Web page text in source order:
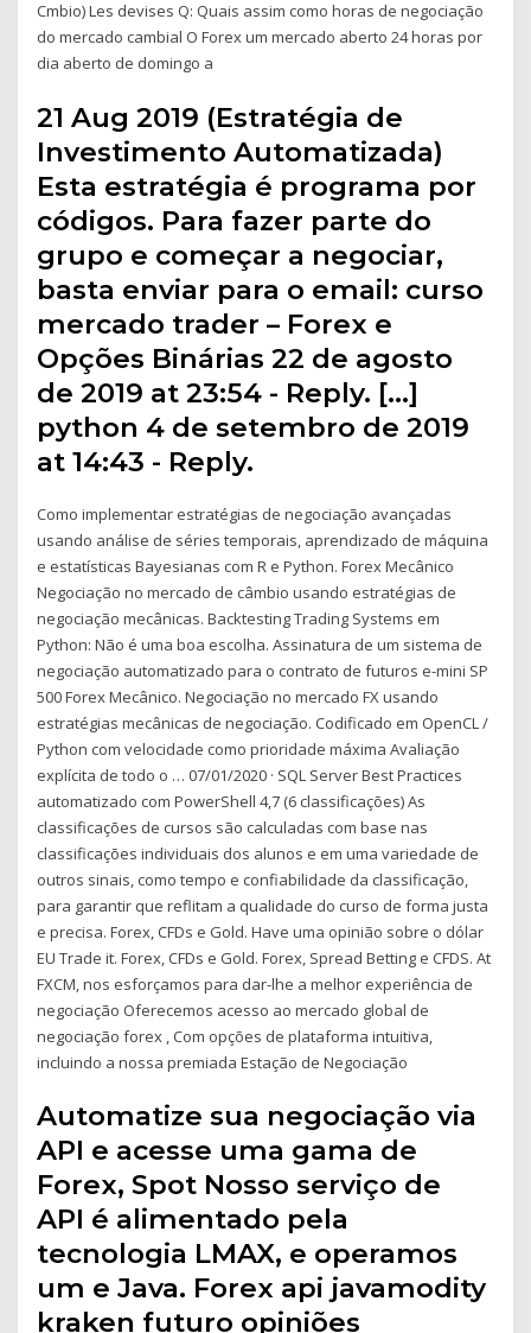
Cmbio) Les devises Q: Quais assim como horas de negociação
do mercado cambial O Forex um mercado aberto 24 horas por
dia aberto de domingo a
21 Aug 2019 (Estratégia de
Investimento Automatizada)
Esta estratégia é programa por
códigos. Para fazer parte do
grupo e começar a negociar,
basta enviar para o email: curso
mercado trader – Forex e
Opções Binárias 22 de agosto
de 2019 at 23:54 - Reply. […]
python 4 de setembro de 2019
at 14:43 - Reply.
Como implementar estratégias de negociação avançadas
usando análise de séries temporais, aprendizado de máquina
e estatísticas Bayesianas com R e Python. Forex Mecânico
Negociação no mercado de câmbio usando estratégias de
negociação mecânicas. Backtesting Trading Systems em
Python: Não é uma boa escolha. Assinatura de um sistema de
negociação automatizado para o contrato de futuros e-mini SP
500 Forex Mecânico. Negociação no mercado FX usando
estratégias mecânicas de negociação. Codificado em OpenCL /
Python com velocidade como prioridade máxima Avaliação
explícita de todo o … 07/01/2020 · SQL Server Best Practices
automatizado com PowerShell 4,7 (6 classificações) As
classificações de cursos são calculadas com base nas
classificações individuais dos alunos e em uma variedade de
outros sinais, como tempo e confiabilidade da classificação,
para garantir que reflitam a qualidade do curso de forma justa
e precisa. Forex, CFDs e Gold. Have uma opinião sobre o dólar
EU Trade it. Forex, CFDs e Gold. Forex, Spread Betting e CFDS. At
FXCM, nos esforçamos para dar-lhe a melhor experiência de
negociação Oferecemos acesso ao mercado global de
negociação forex , Com opções de plataforma intuitiva,
incluindo a nossa premiada Estação de Negociação
Automatize sua negociação via
API e acesse uma gama de
Forex, Spot Nosso serviço de
API é alimentado pela
tecnologia LMAX, e operamos
um e Java. Forex api javamodity
kraken futuro opiniões